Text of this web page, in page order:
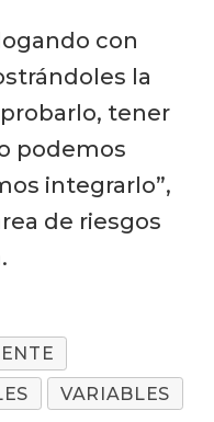
con
la
tener
podemos
integrarlo”,
de riesgos
VARIABLES